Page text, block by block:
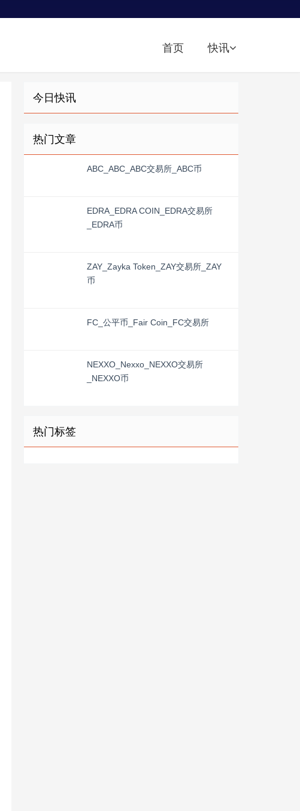
首页 快讯
今日快讯
热门文章
ABC_ABC_ABC交易所_ABC币
EDRA_EDRA COIN_EDRA交易所
_EDRA币
ZAY_Zayka Token_ZAY交易所_ZAY
币
FC_公平币_Fair Coin_FC交易所
NEXXO_Nexxo_NEXXO交易所
_NEXXO币
热门标签